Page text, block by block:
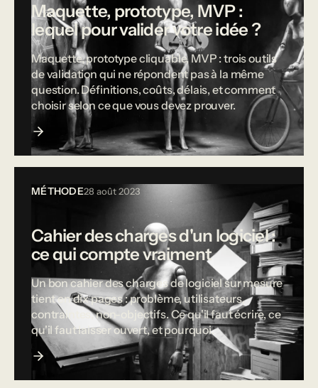
Maquette, prototype, MVP :
lequel pour valider votre idée ?
Maquette, prototype cliquable, MVP : trois outils
de validation qui ne répondent pas à la même
question. Définitions, coûts, délais, et comment
choisir selon ce que vous devez prouver.
MÉTHODE28 août 2023
Cahier des charges d'un logiciel :
ce qui compte vraiment
Un bon cahier des charges de logiciel sur mesure
tient en dix pages : problème, utilisateurs,
contraintes, non-objectifs. Ce qu'il faut écrire, ce
qu'il faut laisser ouvert, et pourquoi.